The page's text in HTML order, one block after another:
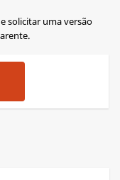
solicitar uma versão